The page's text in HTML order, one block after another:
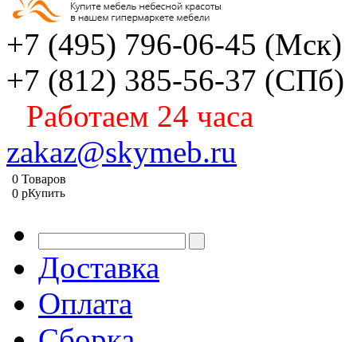
+7 (495) 796-06-45 (Мск)
+7 (812) 385-56-37 (СПб)
Работаем 24 часа
zakaz@skymeb.ru
0 Товаров
0 pКупить
Доставка
Оплата